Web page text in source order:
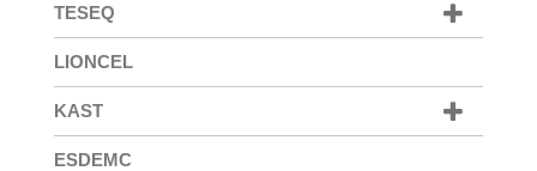
TESEQ
LIONCEL
KAST
ESDEMC